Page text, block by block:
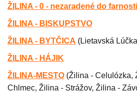
ŽILINA - 0 - nezaradené do farnosti
ŽILINA - BISKUPSTVO
ŽILINA - BYTČICA (Lietavská
ŽILINA - HÁJIK
ŽILINA-MESTO (Žilina - Celulózka,
Chlmec, Žilina - Strážov, Žilina -